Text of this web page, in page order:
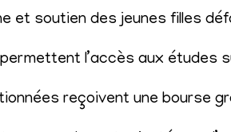
et soutien des jeunes filles
l’accès aux études
reçoivent une bourse